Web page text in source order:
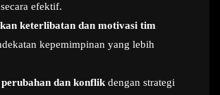
efektif.
keterlibatan dan motivasi tim
kepemimpinan yang lebih
dan konflik dengan strategi